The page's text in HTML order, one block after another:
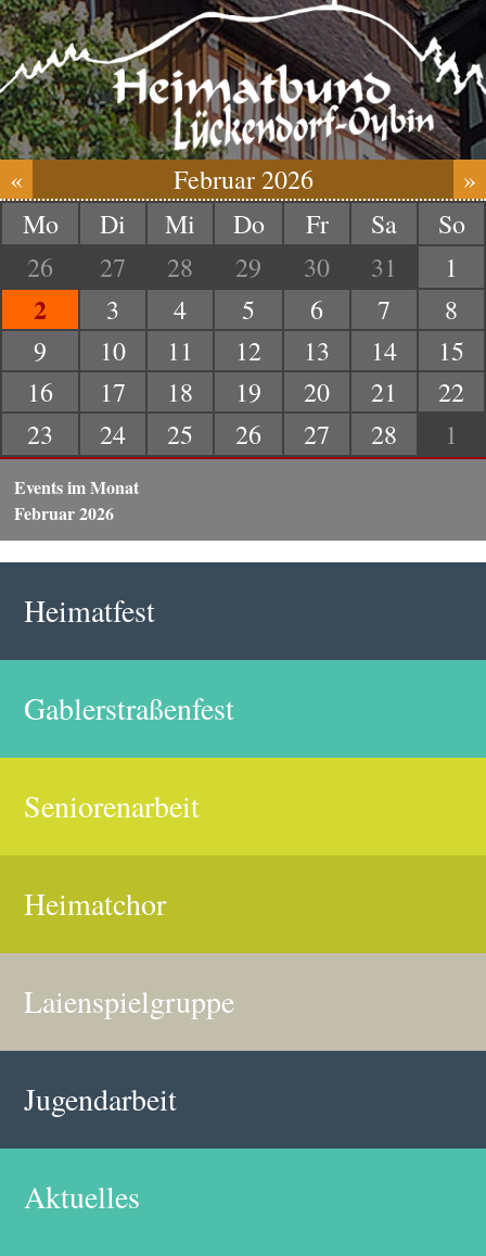
« Februar 2026
»
Mo
Di Mi Do Fr Sa
So
26
27 28 29 30 31 1
2 3 4 5 6 7
8
9
10 11 12 13 14
15
16
17 18 19 20 21
22
23
24 25 26 27 28 1
Events im Monat
Februar 2026
Heimatfest
Gablerstraßenfest
Seniorenarbeit
Heimatchor
Laienspielgruppe
Jugendarbeit
Aktuelles